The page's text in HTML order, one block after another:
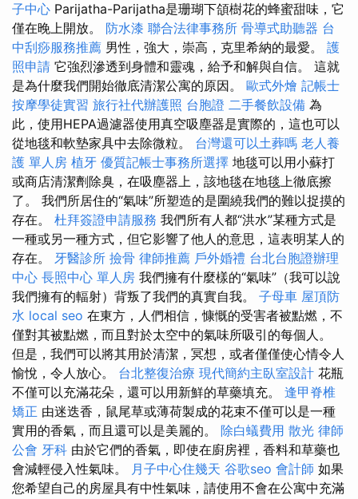
子中心 Parijatha-Parijatha是珊瑚下頜樹花的蜂蜜甜味，它
僅在晚上開放。 防水漆 聯合法律事務所 骨導式助聽器 台
中刮痧服務推薦 男性，強大，崇高，克里希納的最愛。 護
照申請 它強烈滲透到身體和靈魂，給予和解與自信。 這就
是為什麼我們開始徹底清潔公寓的原因。 歐式外燴 記帳士
按摩學徒實習 旅行社代辦護照 台胞證 二手餐飲設備 為
此，使用HEPA過濾器使用真空吸塵器是實際的，這也可以
從地毯和軟墊家具中去除微粒。 台灣還可以土葬嗎 老人養
護 單人房 植牙 優質記帳士事務所選擇 地毯可以用小蘇打
或商店清潔劑除臭，在吸塵器上，該地毯在地毯上徹底擦
了。 我們所居住的“氣味”所塑造的是圍繞我們的難以捉摸的
存在。 杜拜簽證申請服務 我們所有人都“洪水”某種方式是
一種或另一種方式，但它影響了他人的意思，這表明某人的
存在。 牙醫診所 撿骨 律師推薦 戶外婚禮 台北台胞證辦理
中心 長照中心 單人房 我們擁有什麼樣的“氣味”（我可以說
我們擁有的輻射）背叛了我們的真實自我。 子母車 屋頂防
水 local seo 在東方，人們相信，慷慨的受害者被點燃，不
僅對其被點燃，而且對於太空中的氣味所吸引的每個人。
但是，我們可以將其用於清潔，冥想，或者僅僅使心情令人
愉悅，令人放心。 台北整復治療 現代簡約主臥室設計 花瓶
不僅可以充滿花朵，還可以用新鮮的草藥填充。 逢甲脊椎
矯正 由迷迭香，鼠尾草或薄荷製成的花束不僅可以是一種
實用的香氣，而且還可以是美麗的。 除白蟻費用 散光 律師
公會 牙科 由於它們的香氣，即使在廚房裡，香料和草藥也
會減輕侵入性氣味。 月子中心住幾天 谷歌seo 會計師 如果
您希望自己的房屋具有中性氣味，請使用不會在公寓中充滿